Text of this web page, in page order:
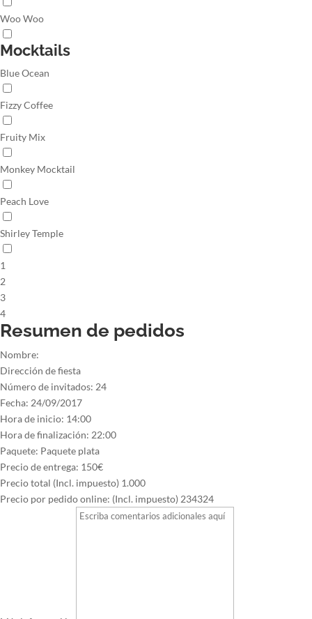
Woo Woo
Mocktails
Blue Ocean
Fizzy Coffee
Fruity Mix
Monkey Mocktail
Peach Love
Shirley Temple
1
2
3
4
Resumen de pedidos
Nombre:
Dirección de fiesta
Número de invitados: 24
Fecha: 24/09/2017
Hora de inicio: 14:00
Hora de finalización: 22:00
Paquete: Paquete plata
Precio de entrega: 150€
Precio total (Incl. impuesto) 1.000
Precio por pedido online: (Incl. impuesto) 234324